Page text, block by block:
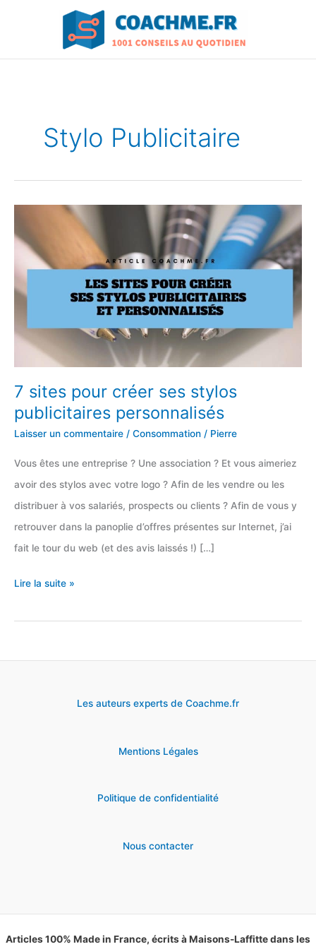
Stylo Publicitaire
7 sites pour créer ses stylos
publicitaires personnalisés
Laisser un commentaire / Consommation / Pierre
Vous êtes une entreprise ? Une association ? Et vous aimeriez
avoir des stylos avec votre logo ? Afin de les vendre ou les
distribuer à vos salariés, prospects ou clients ? Afin de vous y
retrouver dans la panoplie d’offres présentes sur Internet, j’ai
fait le tour du web (et des avis laissés !) […]
7
pour
Lire la suite »
Les auteurs experts de Coachme.fr
Mentions Légales
Politique de confidentialité
Nous contacter
Articles 100% Made in France, écrits à Maisons-Laffitte dans les